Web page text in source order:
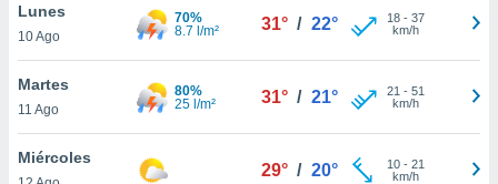
cookies
aceptar
Lunes
10 Ago
70%
8.7 l/m²
31° / 22° 18- 37
km/h
Martes
11 Ago
80%
25 l/m²
31° / 21° 21 - 51
km/h
Miércoles
29° / 20° 10- 21
km/h